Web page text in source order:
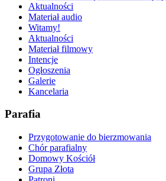
Aktualności
Materiał audio
Witamy!
Aktualności
Materiał filmowy
Intencje
Ogłoszenia
Galerie
Kancelaria
Parafia
Przygotowanie do bierzmowania
Chór parafialny
Domowy Kościół
Grupa Złota